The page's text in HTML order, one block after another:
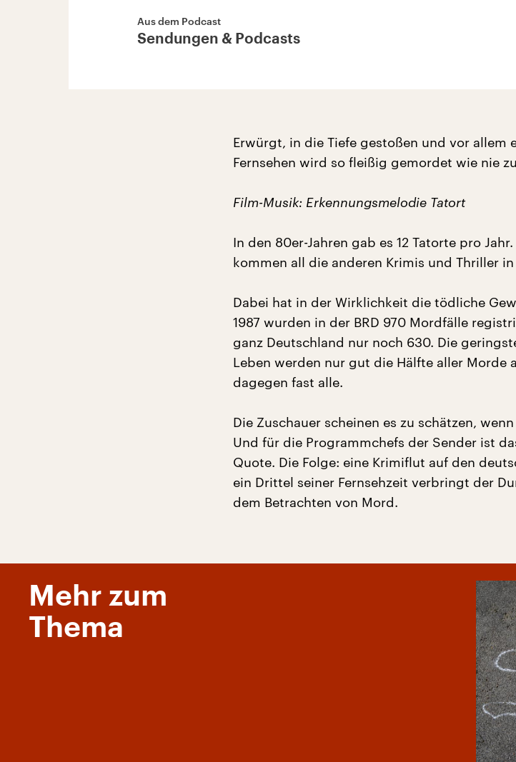
Aus dem Podcast
Sendungen & Podcasts
Erwürgt, in die Tiefe gestoßen und vor allem
Fernsehen wird so fleißig gemordet wie nie
Film-Musik: Erkennungsmelodie Tatort
In den 80er-Jahren gab es 12 Tatorte pro
kommen all die anderen Krimis und Thriller
Dabei hat in der Wirklichkeit die tödliche
1987 wurden in der BRD 970 Mordfälle
ganz Deutschland nur noch 630. Die
Leben werden nur gut die Hälfte aller Morde
dagegen fast alle.
Die Zuschauer scheinen es zu schätzen,
Und für die Programmchefs der Sender ist
Quote. Die Folge: eine Krimiflut auf den
ein Drittel seiner Fernsehzeit verbringt der
dem Betrachten von Mord.
Mehr zum
Thema